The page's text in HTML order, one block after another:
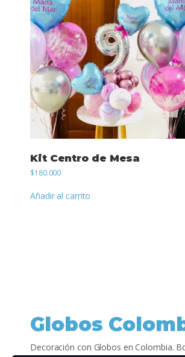
Kit Centro de Mesa
$180.000
Añadir al carrito
Globos
Decoración con Globos en Colombia.